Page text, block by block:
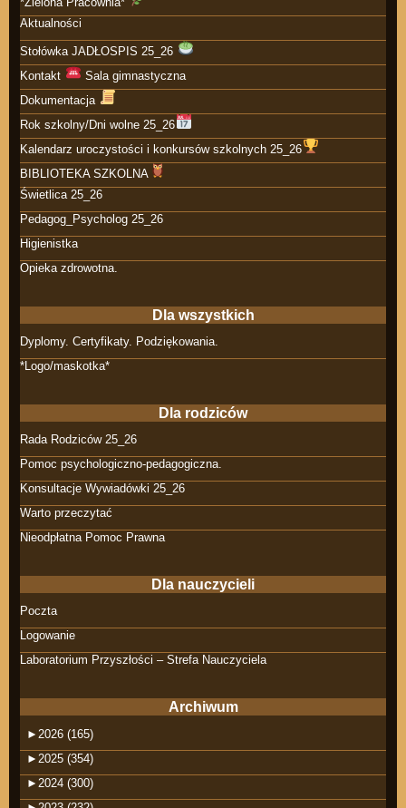
Aktualności
Stołówka JADŁOSPIS 25_26
Kontakt
Sala gimnastyczna
Dokumentacja
Rok szkolny/Dni wolne 25_26
Kalendarz uroczystości i konkursów szkolnych 25_26
BIBLIOTEKA SZKOLNA
Świetlica 25_26
Pedagog_Psycholog 25_26
Higienistka
Opieka zdrowotna.
Dla wszystkich
Dyplomy. Certyfikaty. Podziękowania.
*Logo/maskotka*
Dla rodziców
Rada Rodziców 25_26
Pomoc psychologiczno-pedagogiczna.
Konsultacje Wywiadówki 25_26
Warto przeczytać
Nieodpłatna Pomoc Prawna
Dla nauczycieli
Poczta
Logowanie
Laboratorium Przyszłości – Strefa Nauczyciela
Archiwum
► 2026 (165)
► 2025 (354)
► 2024 (300)